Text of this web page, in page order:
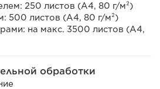
250 листов (A4, 80 г/м²)
500 листов (A4, 80 г/м²)
на макс. 3500 листов (A4,
обработки